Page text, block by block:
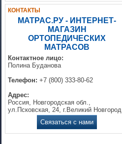
КОНТАКТЫ
МАТРАС.РУ - ИНТЕРНЕТ-
МАГАЗИН
ОРТОПЕДИЧЕСКИХ
МАТРАСОВ
Контактное лицо:
Полина Буданова
Телефон: +7 (800) 333-80-62
Адрес:
Россия, Новгородская обл.,
ул.Псковская, 24, г.Великий Новгород
Связаться с нами